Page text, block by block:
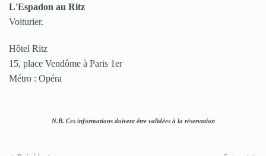
L'Espadon au Ritz
Voiturier.
Hôtel Ritz
15, place Vendôme à Paris 1er
Métro : Opéra
N.B. Ces informations doivent être validées à la réservation